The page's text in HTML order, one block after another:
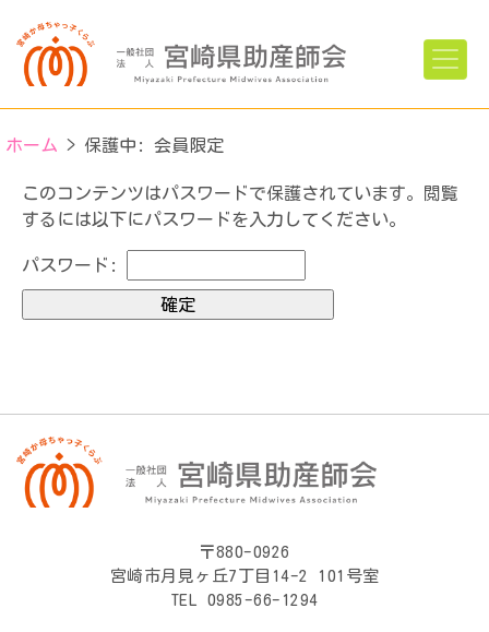
ホーム > 保護中: 会員限定
このコンテンツはパスワードで保護されています。閲覧
するには以下にパスワードを入力してください。
パスワード:
〒880-0926
宮崎市月見ヶ丘7丁目14-2 101号室
TEL 0985-66-1294